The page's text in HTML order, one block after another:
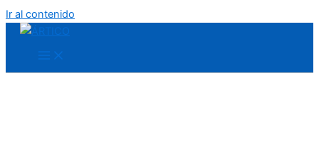
Ir al contenido